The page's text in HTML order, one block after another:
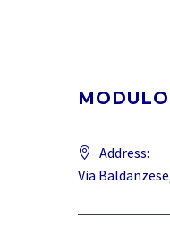
Address:
Via